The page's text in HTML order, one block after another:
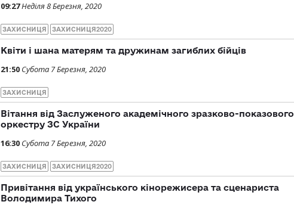
09:27Неділя 8 Березня, 2020
ЗАХИСНИЦЯ ЗАХИСНИЦЯ2020
Квіти і шана матерям та дружинам загиблих бійців
21:50 Субота 7 Березня, 2020
ЗАХИСНИЦЯ
Вітання від Заслуженого академічного зразково-показового
оркестру ЗС України
16:30 Субота 7 Березня, 2020
ЗАХИСНИЦЯ ЗАХИСНИЦЯ2020
Привітання від українського кінорежисера та сценариста
Володимира Тихого